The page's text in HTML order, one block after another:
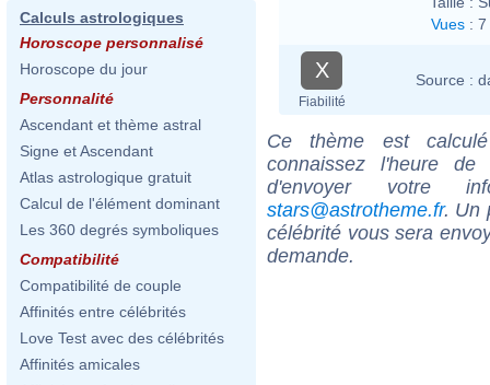
Calculs astrologiques
Horoscope personnalisé
Horoscope du jour
Personnalité
Ascendant et thème astral
Signe et Ascendant
Atlas astrologique gratuit
Calcul de l'élément dominant
Les 360 degrés symboliques
Compatibilité
Compatibilité de couple
Affinités entre célébrités
Love Test avec des célébrités
Affinités amicales
Vues : 7
X
Fiabilité
Source :
Ce thème est
connaissez l'heure
d'envoyer votre
stars@astrotheme.fr. Un
célébrité vous sera
demande.